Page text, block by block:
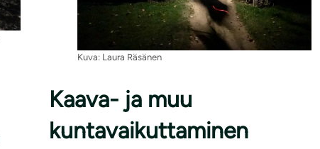
Kuva: Laura Räsänen
Kaava- ja muu
kuntavaikuttaminen